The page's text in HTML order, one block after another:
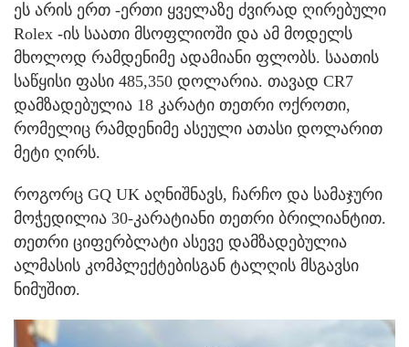
ეს არის ერთ -ერთი ყველაზე ძვირად ღირებული
Rolex -ის საათი მსოფლიოში და ამ მოდელს
მხოლოდ რამდენიმე ადამიანი ფლობს. საათის
საწყისი ფასი 485,350 დოლარია. თავად CR7
დამზადებულია 18 კარატი თეთრი ოქროთი,
რომელიც რამდენიმე ასეული ათასი დოლარით
მეტი ღირს.
როგორც GQ UK აღნიშნავს, ჩარჩო და სამაჯური
მოჭედილია 30-კარატიანი თეთრი ბრილიანტით.
თეთრი ციფერბლატი ასევე დამზადებულია
ალმასის კომპლექტებისგან ტალღის მსგავსი
ნიმუშით.